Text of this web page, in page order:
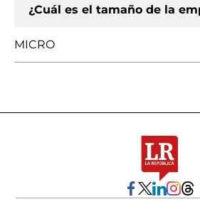
¿Cuál es el tamaño de la
MICRO